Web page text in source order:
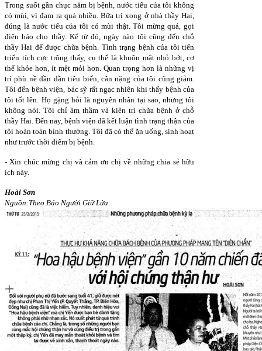
Trong suốt gần chục năm bị bệnh, nước tiểu của tôi không
có mùi, vì đạm ra quá nhiều. Bữa trị xong ở nhà thầy Hai,
đúng là nước tiểu của tôi có mùi thật. Tôi mừng quá, gọi
điện báo cho thầy. Kể từ đó, ngày nào tôi cũng đến chỗ
thầy Hai để được chữa bệnh. Tình trạng bệnh của tôi tiến
triển tích cực trông thấy, cụ thể là khuôn mặt nhỏ bớt, cơ
thể khỏe hơn, ít mệt mỏi hơn. Quan trọng hơn là những vị
trí phù nề dần dần tiêu biến, cân nặng của tôi cũng giảm.
Tôi đến bệnh viện, bác sỹ rất ngạc nhiên khi thấy bệnh của
tôi tốt lên. Họ gặng hỏi là nguyên nhân tại sao, nhưng tôi
không nói. Tôi chỉ âm thầm và kiên trì chữa bệnh ở chỗ
thầy Hai. Đến nay, bệnh viện đã kết luận tình trạng thận của
tôi hoàn toàn bình thường. Tôi đã có thể ăn uống, sinh hoạt
như trước thời điểm bị bệnh.
- Xin chúc mừng chị và cảm ơn chị về những chia sẻ hữu
ích này.
Hoài Sơn
Nguồn:Theo Báo Người Giữ Lửa